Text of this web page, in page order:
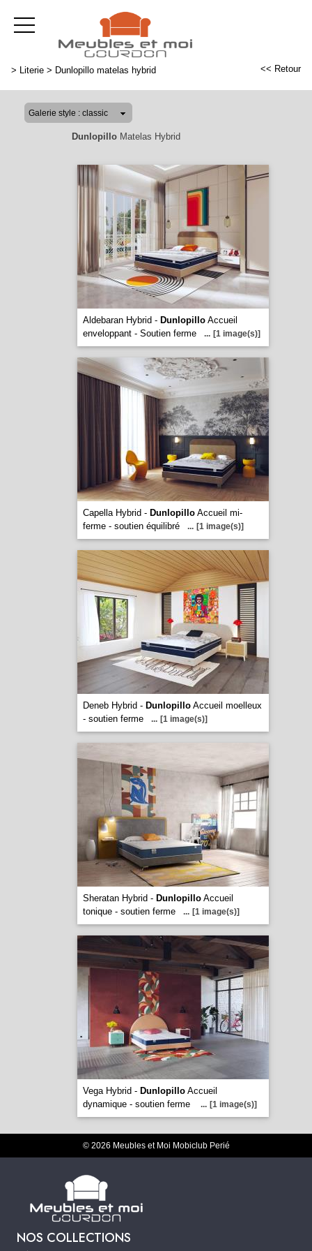
> Literie > Dunlopillo matelas hybrid << Retour
DunlopilloMatelas Hybrid
Aldebaran Hybrid - DunlopilloAccueil
enveloppant - Soutien ferme
... [1 image(s)]
Capella Hybrid - DunlopilloAccueil mi-
ferme - soutien équilibré
... [1 image(s)]
Deneb Hybrid - DunlopilloAccueil moelleux
- soutien ferme
... [1 image(s)]
Sheratan Hybrid - DunlopilloAccueil
tonique - soutien ferme
... [1 image(s)]
Vega Hybrid - DunlopilloAccueil
dynamique - soutien ferme
... [1 image(s)]
© 2026 Meubles et Moi Mobiclub Perié
NOS COLLECTIONS